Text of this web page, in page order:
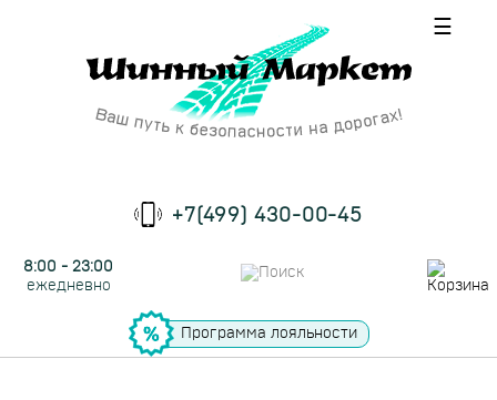
☰
+7(499) 430-00-45
8:00 - 23:00
ежедневно
Программа лояльности